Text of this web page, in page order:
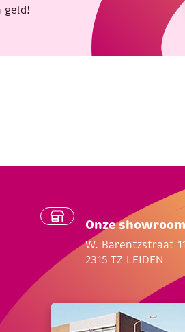
geld!
Onze showroom
W. Barentzstraat
2315 TZ LEIDEN